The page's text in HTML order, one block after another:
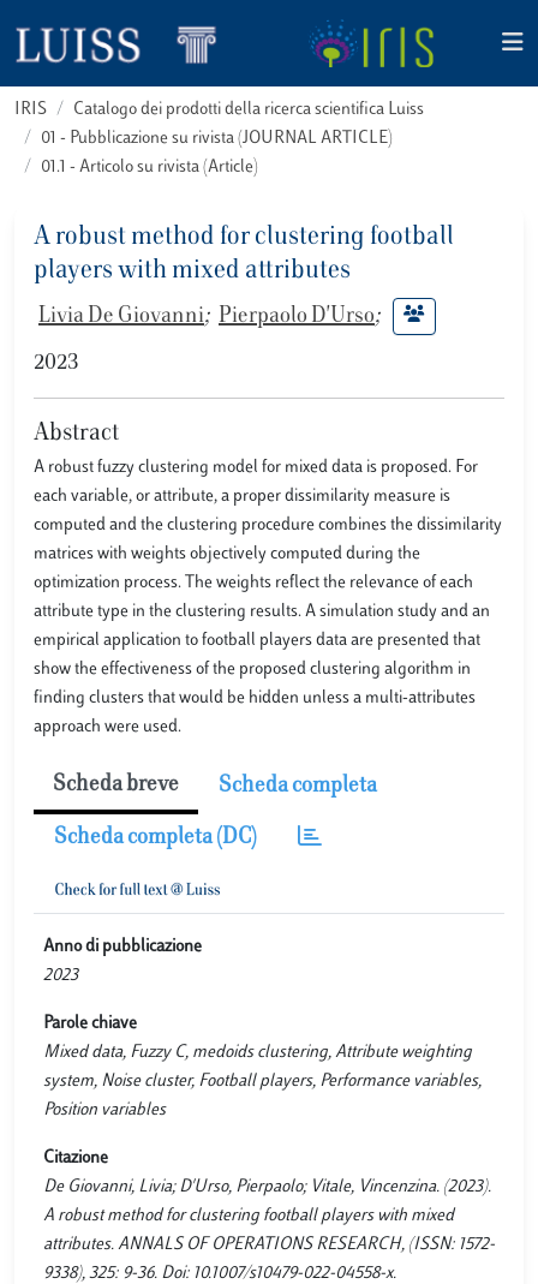
IRIS
Catalogo dei prodotti della ricerca scientifica Luiss
01 - Pubblicazione su rivista (JOURNAL ARTICLE)
01.1 - Articolo su rivista (Article)
A robust method for clustering football
players with mixed attributes
Livia De Giovanni; Pierpaolo D'Urso;
2023
Abstract
A robust fuzzy clustering model for mixed data is proposed. For
each variable, or attribute, a proper dissimilarity measure is
computed and the clustering procedure combines the dissimilarity
matrices with weights objectively computed during the
optimization process. The weights reflect the relevance of each
attribute type in the clustering results. A simulation study and an
empirical application to football players data are presented that
show the effectiveness of the proposed clustering algorithm in
finding clusters that would be hidden unless a multi-attributes
approach were used.
Scheda breve Scheda completa
Scheda completa (DC)
Anno di pubblicazione
2023
Parole chiave
Mixed data, Fuzzy C, medoids clustering, Attribute weighting
system, Noise cluster, Football players, Performance variables,
Position variables
Citazione
De Giovanni, Livia; D'Urso, Pierpaolo; Vitale, Vincenzina. (2023).
A robust method for clustering football players with mixed
attributes. ANNALS OF OPERATIONS RESEARCH, (ISSN: 1572-
9338), 325: 9-36. Doi: 10.1007/s10479-022-04558-x.